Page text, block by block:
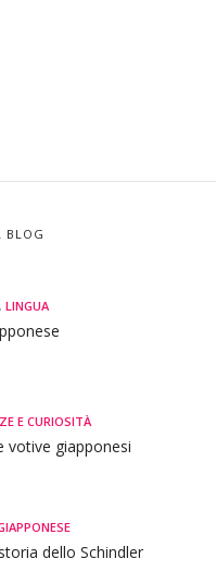
BLOG
, LINGUA
E CURIOSITÀ
votive giapponesi
dello Schindler